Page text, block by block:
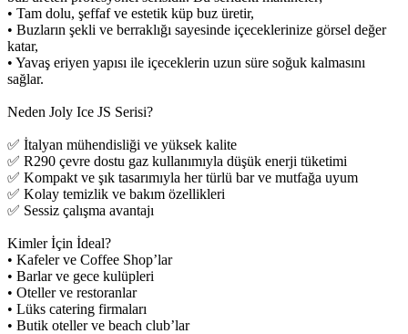
• Tam dolu, şeffaf ve estetik küp buz üretir,
• Buzların şekli ve berraklığı sayesinde içeceklerinize görsel değer
katar,
• Yavaş eriyen yapısı ile içeceklerin uzun süre soğuk kalmasını
sağlar.
Neden Joly Ice JS Serisi?
✅ İtalyan mühendisliği ve yüksek kalite
✅ R290 çevre dostu gaz kullanımıyla düşük enerji tüketimi
✅ Kompakt ve şık tasarımıyla her türlü bar ve mutfağa uyum
✅ Kolay temizlik ve bakım özellikleri
✅ Sessiz çalışma avantajı
Kimler İçin İdeal?
• Kafeler ve Coffee Shop’lar
• Barlar ve gece kulüpleri
• Oteller ve restoranlar
• Lüks catering firmaları
• Butik oteller ve beach club’lar